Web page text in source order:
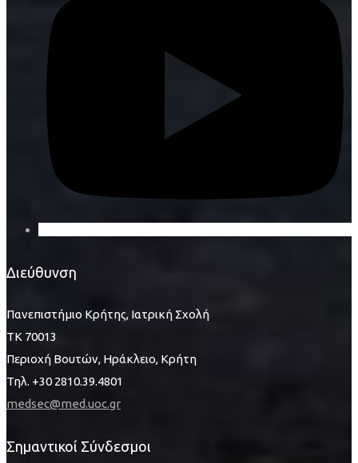
Διεύθυνση
Πανεπιστήμιο Κρήτης, Ιατρική Σχολή
ΤΚ 70013
Περιοχή Βουτών, Ηράκλειο, Κρήτη
Τηλ. +30 2810.39.4801
medsec@med.uoc.gr
Σημαντικοί Σύνδεσμοι